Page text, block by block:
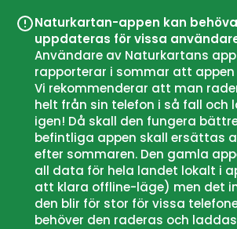
Naturkartan-appen kan behöva
uppdateras för vissa
Användare av Naturkartans
rapporterar i sommar att appen
Vi rekommenderar att man
helt från sin telefon i så fall och
igen! Då skall den fungera
befintliga appen skall ersättas
efter sommaren. Den gamla
all data för hela landet lokalt i
att klara offline-läge) men det
den blir för stor för vissa
behöver den raderas och